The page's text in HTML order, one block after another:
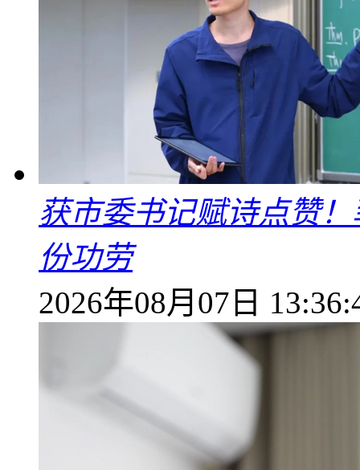
获市委书记赋诗点赞
份功劳
2026年08月07日